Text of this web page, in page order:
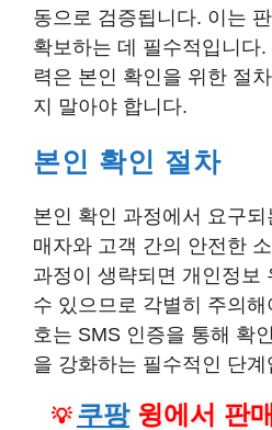
동으로 검증됩니다. 이는
확보하는 데 필수적입니다
력은 본인 확인을 위한 절
지 말아야 합니다.
본인 확인 절차
본인 확인 과정에서 요구
매자와 고객 간의 안전한
과정이 생략되면 개인정보
수 있으므로 각별히 주의
호는 SMS 인증을 통해 확
을 강화하는 필수적인 단계
💡 쿠팡윙에서 판